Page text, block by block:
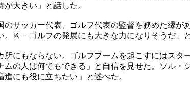
大きい」と話した。
サッカー代表、ゴルフ代表の監督を務めた縁
Ｋ－ゴルフの発展にも大きな力になりそうだ」
にもならない。ゴルフブームを起こすにはス
ムの人は何でもできる」と自信を見せた。ソル
にも役に立ちたい」と述べた。